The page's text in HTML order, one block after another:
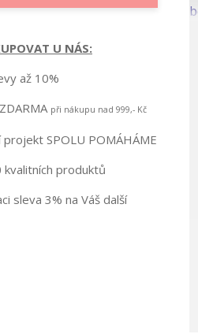
U NÁS:
až 10%
při nákupu nad 999,- Kč
SPOLU POMÁHÁME
kvalitních produktů
sleva 3% na Váš další